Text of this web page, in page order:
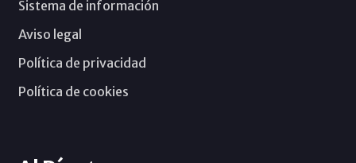
Sistema de información
Aviso legal
Política de privacidad
Política de cookies